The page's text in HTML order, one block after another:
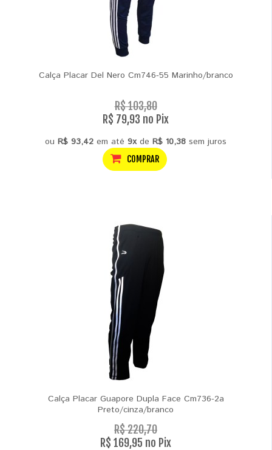
Calça Placar Del Nero Cm746-55 Marinho/branco
R$ 103,80
R$ 79,93 no Pix
ou R$ 93,42 em até 9xde R$ 10,38 sem juros
COMPRAR
Calça Placar Guapore Dupla Face Cm736-2a
Preto/cinza/branco
R$ 220,70
R$ 169,95 no Pix